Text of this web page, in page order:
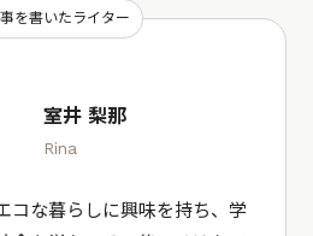
を書いたライター
室井 梨那
Rina
コな暮らしに興味を持ち、学